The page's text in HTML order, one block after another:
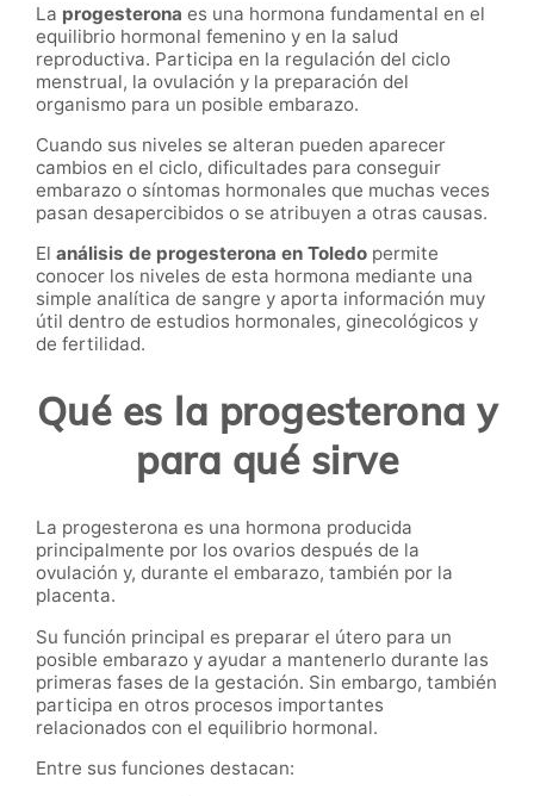
La progesterona es una hormona fundamental en el
equilibrio hormonal femenino y en la salud
reproductiva. Participa en la regulación del ciclo
menstrual, la ovulación y la preparación del
organismo para un posible embarazo.
Cuando sus niveles se alteran pueden aparecer
cambios en el ciclo, dificultades para conseguir
embarazo o síntomas hormonales que muchas veces
pasan desapercibidos o se atribuyen a otras causas.
El análisis de progesterona en Toledo permite
conocer los niveles de esta hormona mediante una
simple analítica de sangre y aporta información muy
útil dentro de estudios hormonales, ginecológicos y
de fertilidad.
Qué es la progesterona y
para qué sirve
La progesterona es una hormona producida
principalmente por los ovarios después de la
ovulación y, durante el embarazo, también por la
placenta.
Su función principal es preparar el útero para un
posible embarazo y ayudar a mantenerlo durante las
primeras fases de la gestación. Sin embargo, también
participa en otros procesos importantes
relacionados con el equilibrio hormonal.
Entre sus funciones destacan: